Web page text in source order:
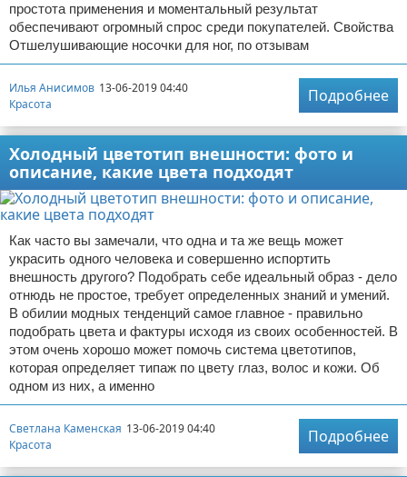
простота применения и моментальный результат
обеспечивают огромный спрос среди покупателей. Свойства
Отшелушивающие носочки для ног, по отзывам
Илья Анисимов 13-06-2019 04:40
Красота
Подробнее
Холодный цветотип внешности: фото и
описание, какие цвета подходят
Как часто вы замечали, что одна и та же вещь может
украсить одного человека и совершенно испортить
внешность другого? Подобрать себе идеальный образ - дело
отнюдь не простое, требует определенных знаний и умений.
В обилии модных тенденций самое главное - правильно
подобрать цвета и фактуры исходя из своих особенностей. В
этом очень хорошо может помочь система цветотипов,
которая определяет типаж по цвету глаз, волос и кожи. Об
одном из них, а именно
Светлана Каменская 13-06-2019 04:40
Красота
Подробнее